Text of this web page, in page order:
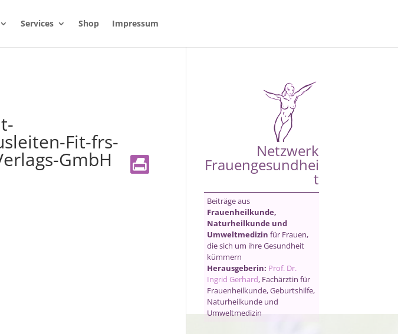
Services Shop Impressum
Fit-frs-
GmbH Netzwerk
Frauengesundhei
t
Beiträge aus
Frauenheilkunde,
Naturheilkunde und
Umweltmedizin für Frauen,
die sich um ihre Gesundheit
kümmern
Herausgeberin: Prof. Dr.
Ingrid Gerhard, Fachärztin für
Frauenheilkunde, Geburtshilfe,
Naturheilkunde und
Umweltmedizin